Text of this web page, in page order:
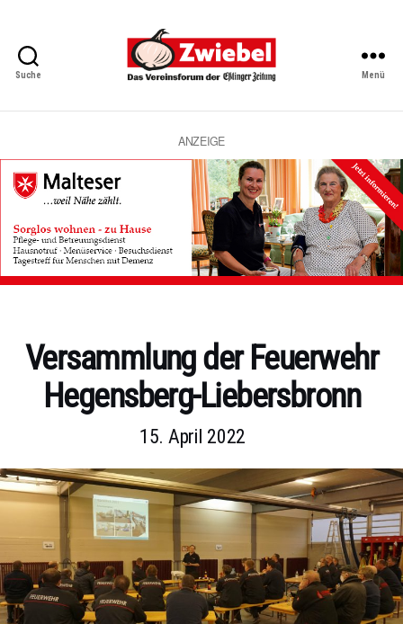
Suche
Vereinsforum
Eßlinger
Zeitung
Menü
ANZEIGE
Kategorien
Versammlung der Feuerwehr
Hegensberg-Liebersbronn
15. April 2022